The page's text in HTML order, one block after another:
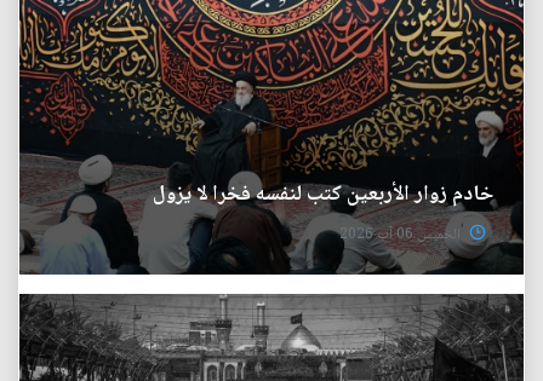
خادم زوار الأربعين كتب لنفسه فخرا لا يزول
الخميس 06 آب 2026